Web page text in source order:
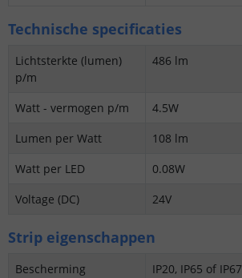
Technische specificaties
Lichtsterkte (lumen)
p/m
486 lm
Watt - vermogen p/m
4.5W
Lumen per Watt
108 lm
Watt per LED
0.08W
Voltage (DC)
24V
Strip eigenschappen
Bescherming
IP20, IP65 of IP67